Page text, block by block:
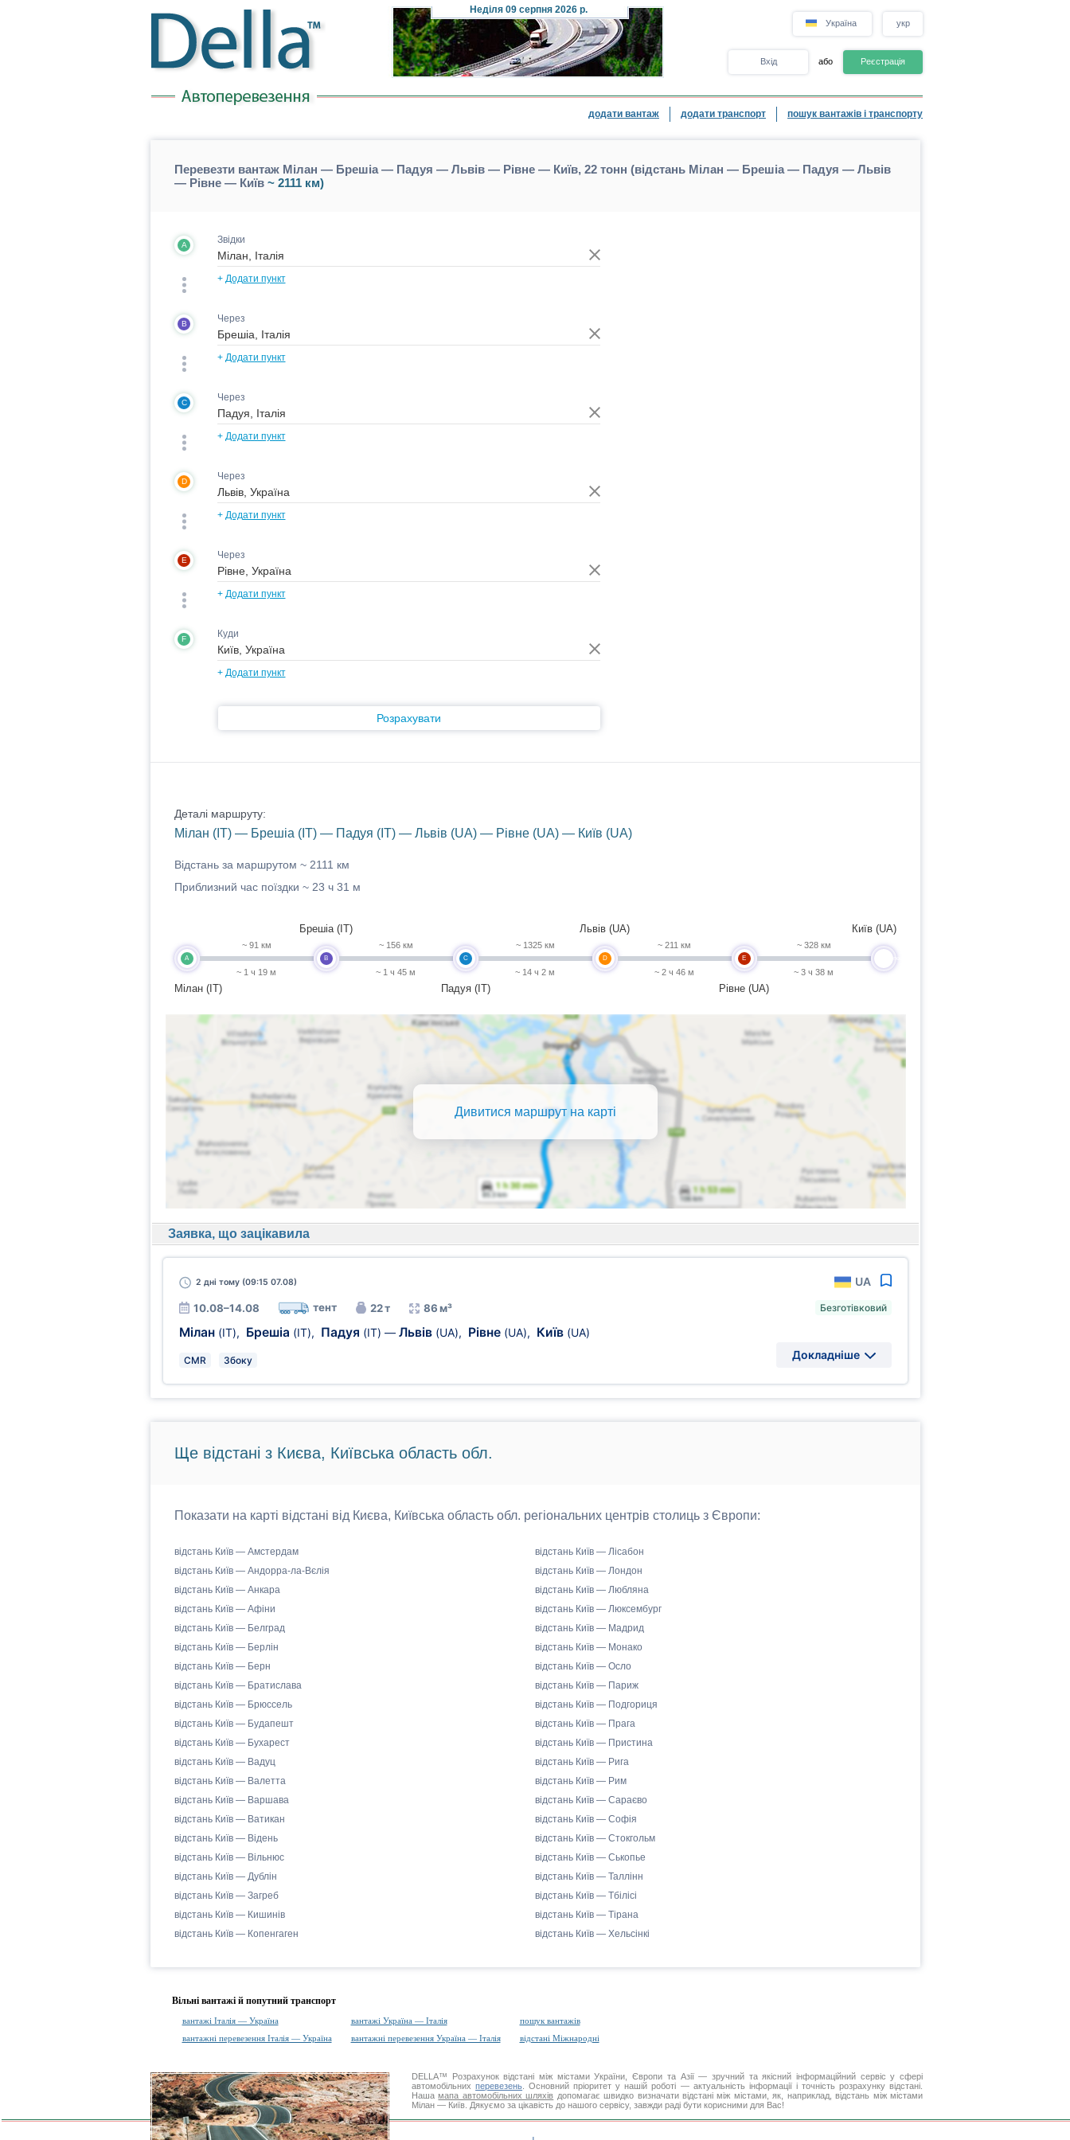
Неділя 09 серпня 2026 р.
Україна укр
Вхід або Реєстрація
додати вантаж додати транспорт пошук вантажів і транспорту
Перевезти вантаж Мілан — Брешіа — Падуя — Львів — Рівне — Київ, 22 тонн (відстань Мілан — Брешіа — Падуя — Львів
— Рівне — Київ~ 2111 км)
A Звідки
+ Додати пункт
B Через
+ Додати пункт
C Через
+ Додати пункт
D Через
+ Додати пункт
E Через
+ Додати пункт
F Куди
+ Додати пункт
Розрахувати
Деталі маршруту:
Мілан (IT) — Брешіа (IT) — Падуя (IT) — Львів (UA) — Рівне (UA) — Київ (UA)
Відстань за маршрутом ~ 2111 км
Приблизний час поїздки ~ 23 ч 31 м
A
Мілан (IT)
~ 91 км
~ 1 ч 19 м
B
Брешіа (IT)
~ 156 км
~ 1 ч 45 м
C
Падуя (IT)
~ 1325 км
~ 14 ч 2 м
D
Львів (UA)
~ 211 км
~ 2 ч 46 м
E
Рівне (UA)
~ 328 км
~ 3 ч 38 м
Київ (UA)
Дивитися маршрут на карті
Заявка, що зацікавила
2 дні тому (09:15 07.08) UA
10.08–14.08 тент 22 т 86 м³
Мілан (IT), Брешіа (IT), Падуя (IT) — Львів (UA), Рівне (UA), Київ (UA)
CMR Збоку
Безготівковий
Докладніше
Ще відстані з Києва, Київська область обл.
Показати на карті відстані від Києва, Київська область обл. регіональних центрів столиць з Європи:
відстань Київ — Амстердам
відстань Київ — Андорра-ла-Вєлія
відстань Київ — Анкара
відстань Київ — Афіни
відстань Київ — Белград
відстань Київ — Берлін
відстань Київ — Берн
відстань Київ — Братислава
відстань Київ — Брюссель
відстань Київ — Будапешт
відстань Київ — Бухарест
відстань Київ — Вадуц
відстань Київ — Валетта
відстань Київ — Варшава
відстань Київ — Ватикан
відстань Київ — Відень
відстань Київ — Вільнюс
відстань Київ — Дублін
відстань Київ — Загреб
відстань Київ — Кишинів
відстань Київ — Копенгаген
відстань Київ — Лісабон
відстань Київ — Лондон
відстань Київ — Любляна
відстань Київ — Люксембург
відстань Київ — Мадрид
відстань Київ — Монако
відстань Київ — Осло
відстань Київ — Париж
відстань Київ — Подгориця
відстань Київ — Прага
відстань Київ — Пристина
відстань Київ — Рига
відстань Київ — Рим
відстань Київ — Сараєво
відстань Київ — Софія
відстань Київ — Стокгольм
відстань Київ — Ськопье
відстань Київ — Таллінн
відстань Київ — Тбілісі
відстань Київ — Тірана
відстань Київ — Хельсінкі
Вільні вантажі й попутний транспорт
вантажі Італія — Україна вантажі Україна — Італія
пошук вантажів
вантажні перевезення Італія — Україна
вантажні перевезення Україна — Італія відстані Міжнародні
DELLA™ Розрахунок відстані між містами України, Європи та Азії — зручний та якісний інформаційний сервіс у сфері
автомобільнихперевезень . Основний пріоритет у нашій роботі — актуальність інформації і точність розрахунку відстані.
Нашамапа автомобільних шляхів допомагає швидко визначати відстані між містами, як, наприклад, відстань між містами
Мілан — Київ. Дякуємо за цікавість до нашого сервісу, завжди раді бути корисними для Вас!